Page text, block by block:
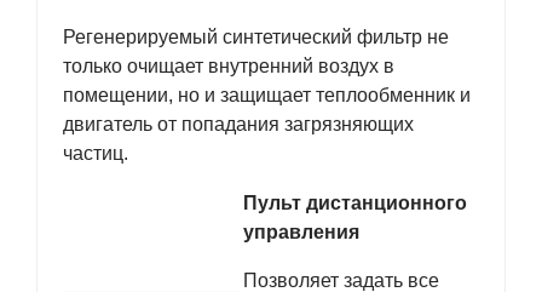
Регенерируемый синтетический фильтр не
только очищает внутренний воздух в
помещении, но и защищает теплообменник и
двигатель от попадания загрязняющих
частиц.
Пульт дистанционного
управления
Позволяет задать все